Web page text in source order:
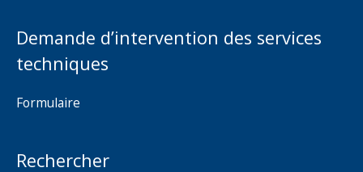
Demande d’intervention des services
techniques
Formulaire
Rechercher